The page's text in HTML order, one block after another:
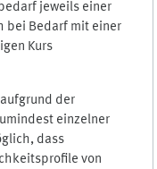
jeweils einer
bei Bedarf mit einer
Kurs
der
einzelner
dass
von